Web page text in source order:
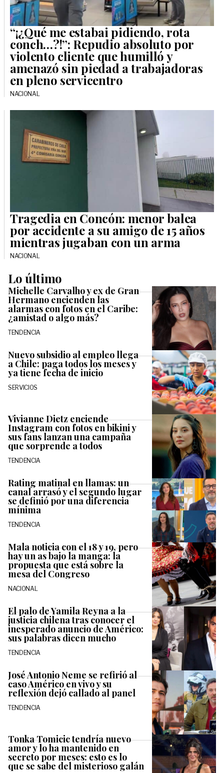
“¡¿Qué me estabai pidiendo, rota
conch…?!”: Repudio absoluto por
violento cliente que humilló y
amenazó sin piedad a trabajadoras
en pleno servicentro
NACIONAL
Tragedia en Concón: menor balea
por accidente a su amigo de 15 años
mientras jugaban con un arma
NACIONAL
Lo último
Michelle Carvalho y ex de Gran
Hermano encienden las
alarmas con fotos en el Caribe:
¿amistad o algo más?
TENDENCIA
Nuevo subsidio al empleo llega
a Chile: paga todos los meses y
ya tiene fecha de inicio
SERVICIOS
Vivianne Dietz enciende
Instagram con fotos en bikini y
sus fans lanzan una campaña
que sorprende a todos
TENDENCIA
Rating matinal en llamas: un
canal arrasó y el segundo lugar
se definió por una diferencia
mínima
TENDENCIA
Mala noticia con el 18 y 19, pero
hay un as bajo la manga: la
propuesta que está sobre la
mesa del Congreso
NACIONAL
El palo de Yamila Reyna a la
justicia chilena tras conocer el
inesperado anuncio de Américo:
sus palabras dicen mucho
TENDENCIA
José Antonio Neme se refirió al
caso Américo en vivo y su
reflexión dejó callado al panel
TENDENCIA
Tonka Tomicic tendría nuevo
amor y lo ha mantenido en
secreto por meses: esto es lo
que se sabe del misterioso galán